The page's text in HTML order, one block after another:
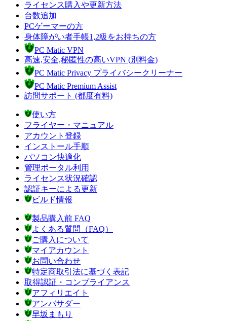
ライセンス購入や更新方法
台数追加
PCゲーマーの方
身体障がい者手帳1,2級をお持ちの方
PC Matic VPN
高速,安全,秘匿性の高いVPN (別料金)
PC Matic Privacy プライバシークリーナー
PC Matic Premium Assist
訪問サポート (都度有料)
使い方
フライヤー・マニュアル
アカウント登録
インストール手順
パソコン快適化
管理ポータル利用
ライセンス状況確認
認証キーによる更新
ビルド情報
製品購入前 FAQ
よくある質問（FAQ）
ご購入について
マイアカウント
お問い合わせ
特定商取引法に基づく表記
取得認証・コンプライアンス
アフィリエイト
アンバサダー
早坂まもり